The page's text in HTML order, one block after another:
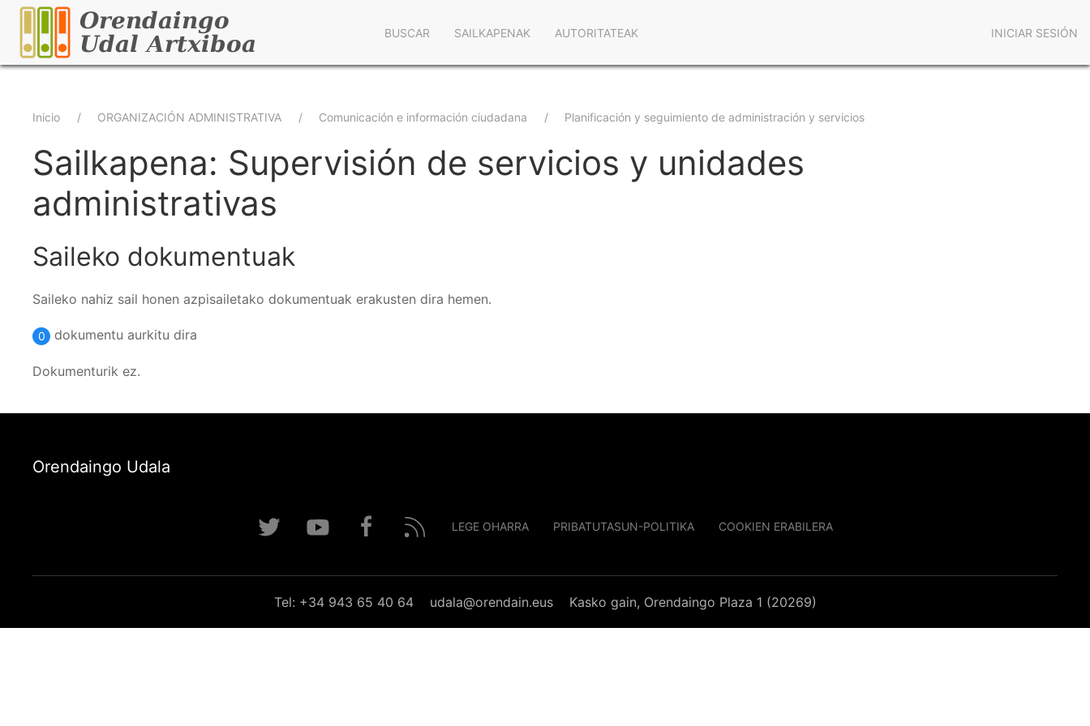
Pasar
contenido
principal
BUSCAR SAILKAPENAK AUTORITATEAK INICIAR SESIÓN
Sobrescribir
enlaces
de
ayuda
a
la
navegación
Inicio ORGANIZACIÓN ADMINISTRATIVA Comunicación e información ciudadana Planificación y seguimiento de administración y servicios
Sailkapena: Supervisión de servicios y unidades
administrativas
Saileko dokumentuak
Saileko nahiz sail honen azpisailetako dokumentuak erakusten dira hemen.
0 dokumentu aurkitu dira
Dokumenturik ez.
Orendaingo Udala
LEGE OHARRA PRIBATUTASUN-POLITIKA COOKIEN ERABILERA
Tel: +34 943 65 40 64 udala@orendain.eus Kasko gain, Orendaingo Plaza 1 (20269)